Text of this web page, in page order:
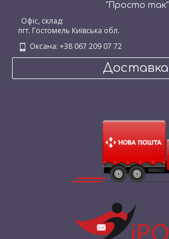
"Просто так"
Офіс, склад:
пгт. Гостомель Київська обл.
Оксана: +38 067 209 07 72
Доставка